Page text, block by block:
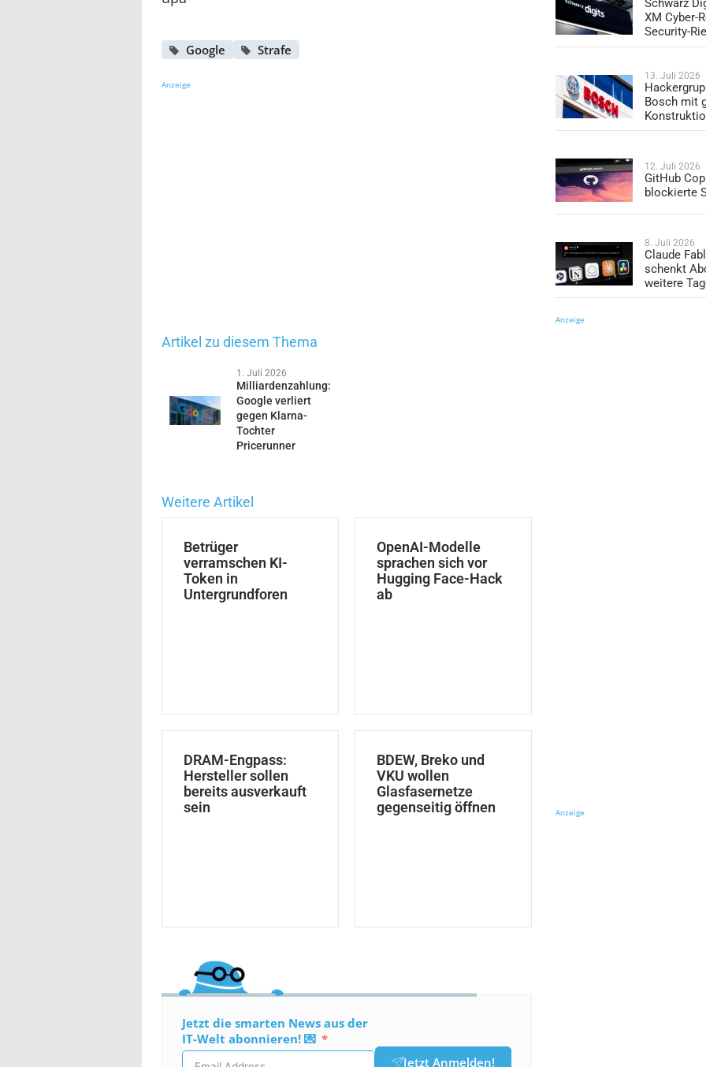
Google Strafe
Anzeige
Artikel zu diesem Thema
1. Juli 2026
Milliardenzahlung:
Google verliert
gegen Klarna-
Tochter
Pricerunner
Weitere Artikel
Betrüger
verramschen KI-
Token in
Untergrundforen
OpenAI-Modelle
sprachen sich vor
Hugging Face-Hack
ab
DRAM-Engpass:
Hersteller sollen
bereits ausverkauft
sein
BDEW, Breko und
VKU wollen
Glasfasernetze
gegenseitig öffnen
Jetzt die smarten News aus der
IT-Welt abonnieren! 💌
Jetzt Anmelden!
Schwarz
XM Cyber-
Security-
13. Juli 2026
Bosch mit
12. Juli 2026
GitHub
blockierte
8. Juli 2026
Claude
schenkt
weitere
Anzeige
Anzeige